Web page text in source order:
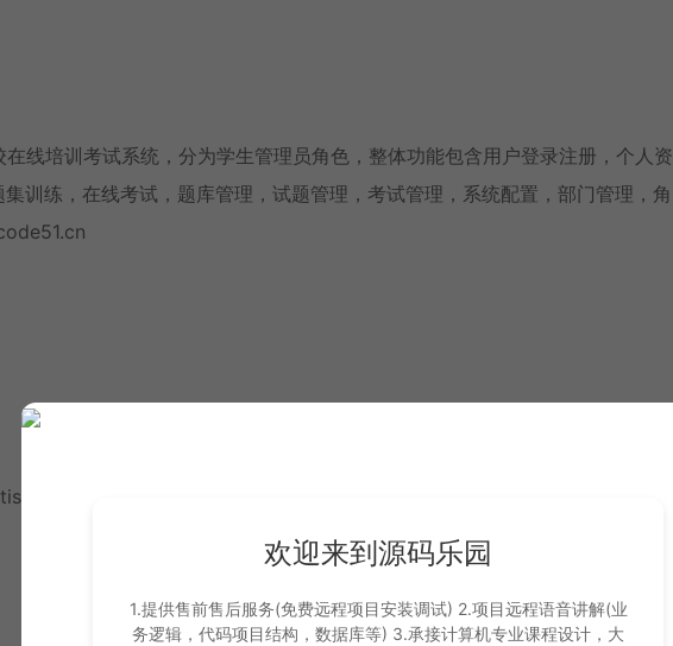
线培训考试系统，分为学生管理员角色，整体功能包含用户登录注册，个人资
训练，在线考试，题库管理，试题管理，考试管理，系统配置，部门管理，角
欢迎来到源码乐园
1.提供售前售后服务(免费远程项目安装调试) 2.项目远程语音讲解(业
务逻辑，代码项目结构，数据库等) 3.承接计算机专业课程设计，大